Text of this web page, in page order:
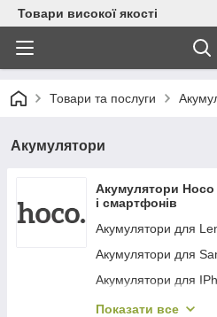
Товари високої якості
Товари та послуги
Акумулятори
Акумулятори Hoco
і смартфонів
Акумулятори для
Акумулятори для
Акумулятори для
Акумулятори для
Показати все